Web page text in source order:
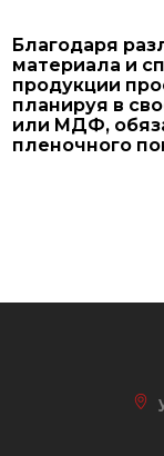
Благодаря
материала и
продукции
планируя в
или МДФ,
пленочного